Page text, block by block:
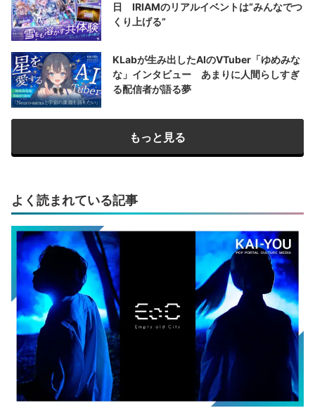
日 IRIAMのリアルイベントは“みんなでつ
くり上げる”
KLabが生み出したAIのVTuber「ゆめみな
な」インタビュー あまりに人間らしすぎ
る配信者が語る夢
もっと見る
よく読まれている記事